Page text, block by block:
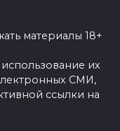
материалы 18+
их
СМИ,
ссылки на